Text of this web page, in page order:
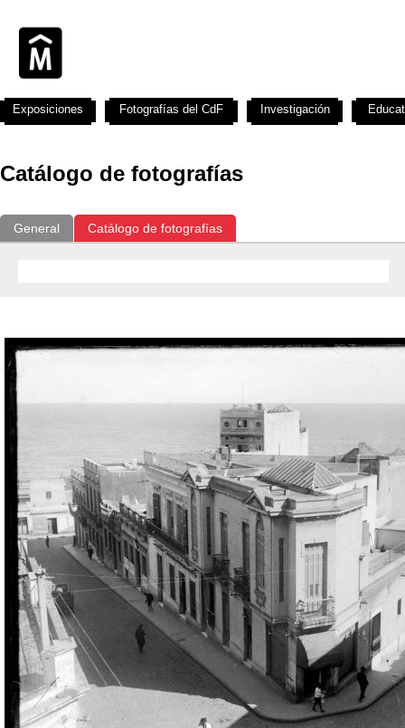
Catálogo de fotografías
General Catálogo de fotografías
Exposiciones Fotografías del CdF Investigación